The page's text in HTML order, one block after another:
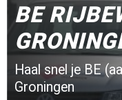
BE
Haal snel je BE
Groningen